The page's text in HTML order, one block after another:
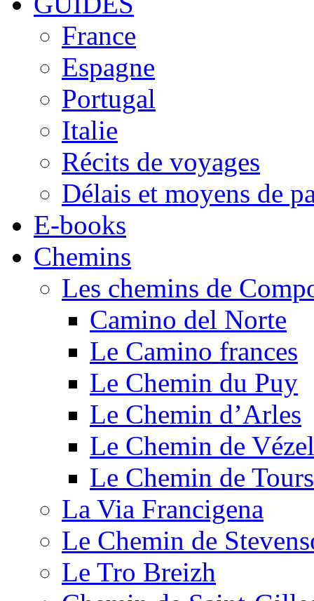
France
Espagne
Portugal
Italie
Récits de voyages
Délais et moyens de
E-books
Chemins
Les chemins de
Camino del Norte
Le Camino frances
Le Chemin du Puy
Le Chemin d’Arles
Le Chemin de
Le Chemin de Tours
La Via Francigena
Le Chemin de
Le Tro Breizh